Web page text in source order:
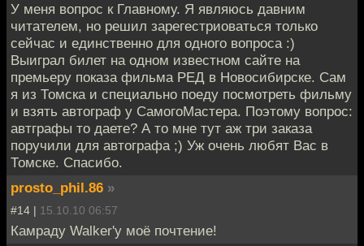
У меня вопрос к Главному. Я являюсь давним
читателем, но решил зарегестриоваться только
сейчас и единственно для одного вопроса :)
Выиграл билет на одном известном сайте на
премьеру показа фильма РЕД в Новосибирске. Сам
я из Томска и специально поеду посмотреть фильму
и взять автограф у СамогоМастера. Поэтому вопрос:
автграфы то даете? А то мне тут аж три заказа
поручили для автографа ;) Уж очень любят Вас в
Томске. Спасибо.
prosto_phil.86 »
#14 | 15.10.10 06:57
Камраду Walker'у моё почтение!